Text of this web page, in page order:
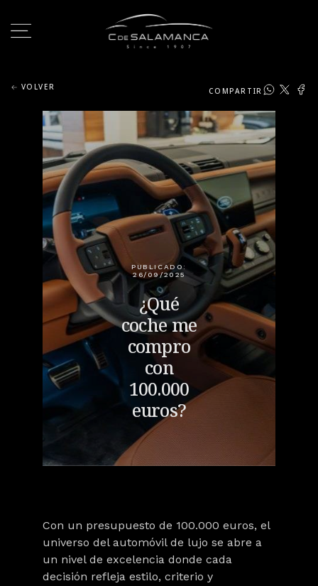
VOLVER COMPARTIR
PUBLICADO:
26/09/2025
¿Qué
coche me
compro
con
100.000
euros?
Con un presupuesto de 100.000 euros, el
universo del automóvil de lujo se abre a
un nivel de excelencia donde cada
decisión refleja estilo, criterio y